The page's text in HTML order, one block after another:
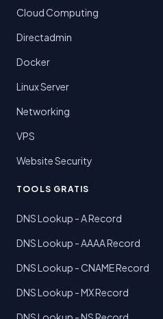
Cloud Computing
Directadmin
Docker
Linux Server
Networking
VPS
Website Security
TOOLS GRATIS
DNS Lookup - A Record
DNS Lookup - AAAA Record
DNS Lookup - CNAME Record
DNS Lookup - MX Record